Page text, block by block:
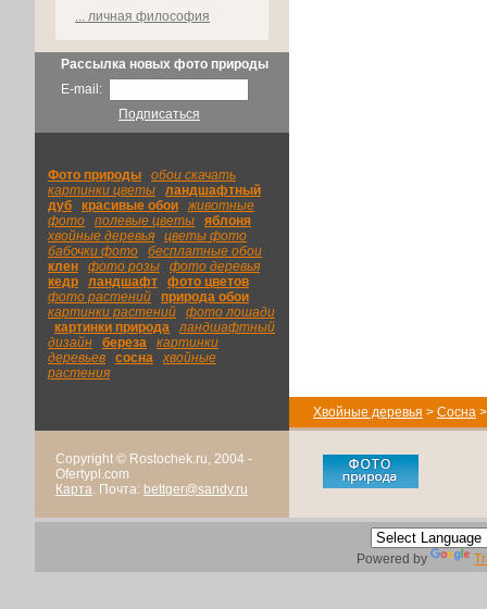
... личная философия
Рассылка новых фото природы
E-mail:
Подписаться
Фото природы обои скачать
картинки цветы
ландшафтный
дуб
красивые обои
животные
фото
полевые цветы яблоня
хвойные деревья
цветы фото
бабочки фото
бесплатные обои
клен
фото розы фото деревья
кедр
ландшафт фото цветов
фото растений
природа обои
картинки растений
фото лошади
картинки природа |ландшафтный
дизайн
береза
картинки
деревьев
сосна
хвойные
растения
Хвойные деревья > Сосна
Copyright © Rostochek.ru, 2004 -
Ofertypl.com
Карта. Почта: bettger@sandy.ru
Powered by